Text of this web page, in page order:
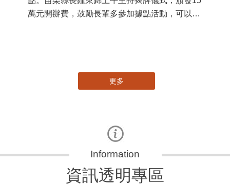
萬元開辦費，鼓勵長輩多參加據點活動，可以更
更多
資訊透明專區